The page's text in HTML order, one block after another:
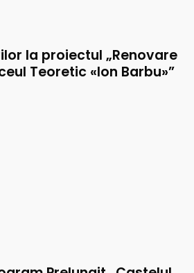
la proiectul „Renovare
Teoretic «Ion Barbu»”